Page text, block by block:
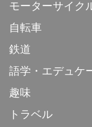
モーターサイク
自転車
鉄道
語学・エデュケ
趣味
トラベル